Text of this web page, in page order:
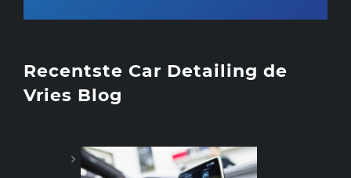
Recentste Car Detailing de
Vries Blog